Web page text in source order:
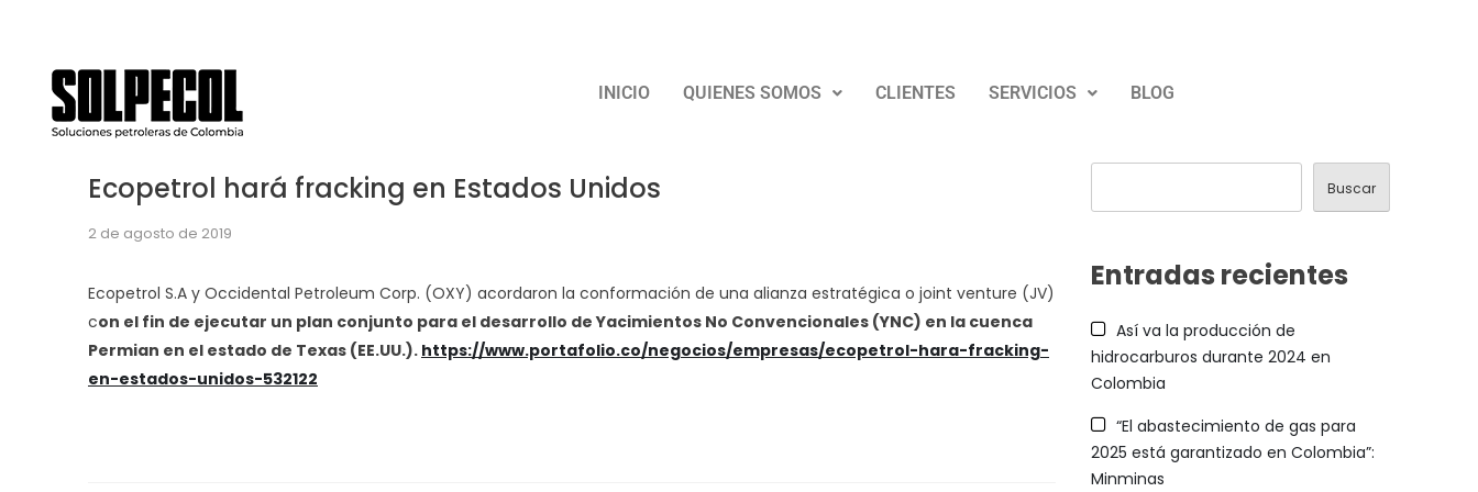
INICIO QUIENES SOMOS CLIENTES SERVICIOS BLOG
Ecopetrol hará fracking en Estados Unidos
2 de agosto de 2019
Ecopetrol S.A y Occidental Petroleum Corp. (OXY) acordaron la conformación de una alianza estratégica o joint venture (JV)
con el fin de ejecutar un plan conjunto para el desarrollo de Yacimientos No Convencionales (YNC) en la cuenca
Permian en el estado de Texas (EE.UU.). https://www.portafolio.co/negocios/empresas/ecopetrol-hara-fracking-
en-estados-unidos-532122
Buscar
Entradas recientes
Así va la producción de
hidrocarburos durante 2024 en
Colombia
“El abastecimiento de gas para
2025 está garantizado en Colombia”:
Minminas